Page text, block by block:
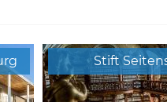
Stift